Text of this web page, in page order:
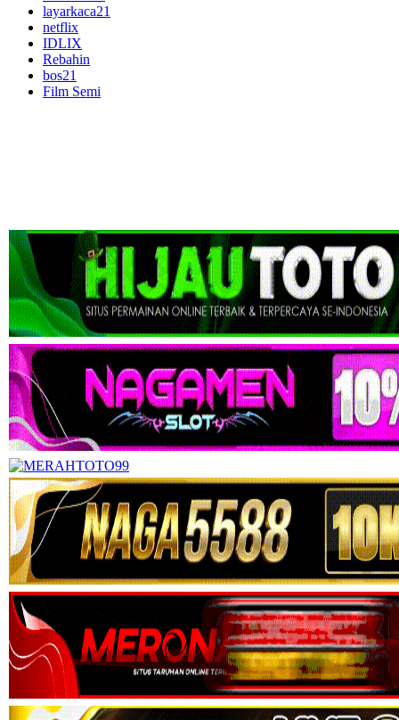
layarkaca21
netflix
IDLIX
Rebahin
bos21
Film Semi